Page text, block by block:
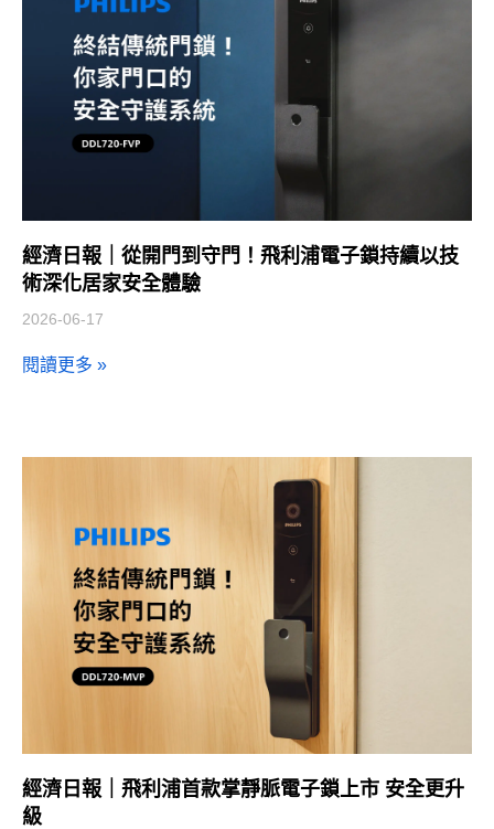
經濟日報｜從開門到守門！飛利浦電子鎖持續以技
術深化居家安全體驗
2026-06-17
閱讀更多 »
經濟日報｜飛利浦首款掌靜脈電子鎖上市 安全更升
級